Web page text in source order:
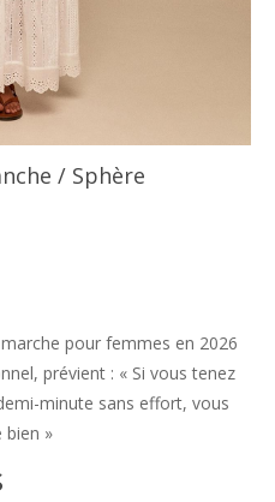
/ Sphère
pour femmes en 2026
prévient : « Si vous tenez
minute sans effort, vous
bien »